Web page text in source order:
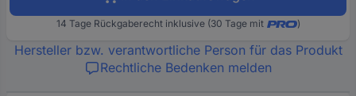
14 Tage Rückgaberecht inklusive (30 Tage mit )
Hersteller bzw. verantwortliche Person für das Produkt
Rechtliche Bedenken melden